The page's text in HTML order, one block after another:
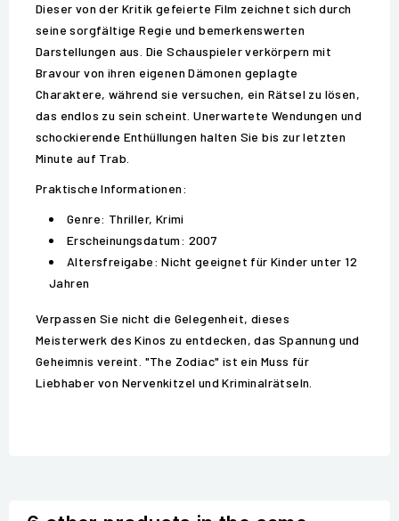
Dieser von der Kritik gefeierte Film zeichnet sich durch
seine sorgfältige Regie und bemerkenswerten
Darstellungen aus. Die Schauspieler verkörpern mit
Bravour von ihren eigenen Dämonen geplagte
Charaktere, während sie versuchen, ein Rätsel zu lösen,
das endlos zu sein scheint. Unerwartete Wendungen und
schockierende Enthüllungen halten Sie bis zur letzten
Minute auf Trab.
Praktische Informationen:
Genre: Thriller, Krimi
Erscheinungsdatum: 2007
Altersfreigabe: Nicht geeignet für Kinder unter 12
Jahren
Verpassen Sie nicht die Gelegenheit, dieses
Meisterwerk des Kinos zu entdecken, das Spannung und
Geheimnis vereint. "The Zodiac" ist ein Muss für
Liebhaber von Nervenkitzel und Kriminalrätseln.